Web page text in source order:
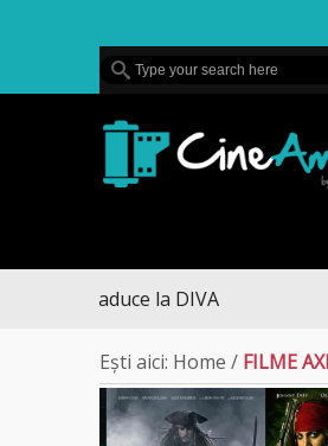
te aduce la DIVA
Ești aici: Home / FILME